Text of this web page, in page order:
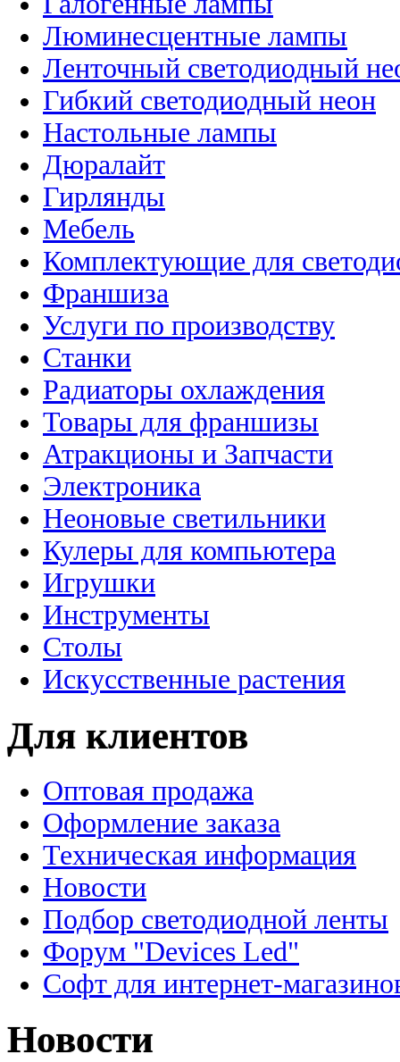
Люминесцентные лампы
Ленточный светодиодный
Гибкий светодиодный неон
Настольные лампы
Дюралайт
Гирлянды
Мебель
Комплектующие для
Франшиза
Услуги по производству
Станки
Радиаторы охлаждения
Товары для франшизы
Атракционы и Запчасти
Электроника
Неоновые светильники
Кулеры для компьютера
Игрушки
Инструменты
Столы
Искусственные растения
Для клиентов
Оптовая продажа
Оформление заказа
Техническая информация
Новости
Подбор светодиодной ленты
Форум "Devices Led"
Софт для интернет-
Новости